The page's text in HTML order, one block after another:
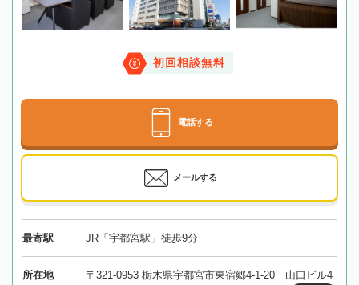
初回相談無料
電話する
メールする
最寄駅 JR「宇都宮駅」徒歩9分
所在地
〒321-0953 栃木県宇都宮市東宿郷4-1-20 山口ビル4